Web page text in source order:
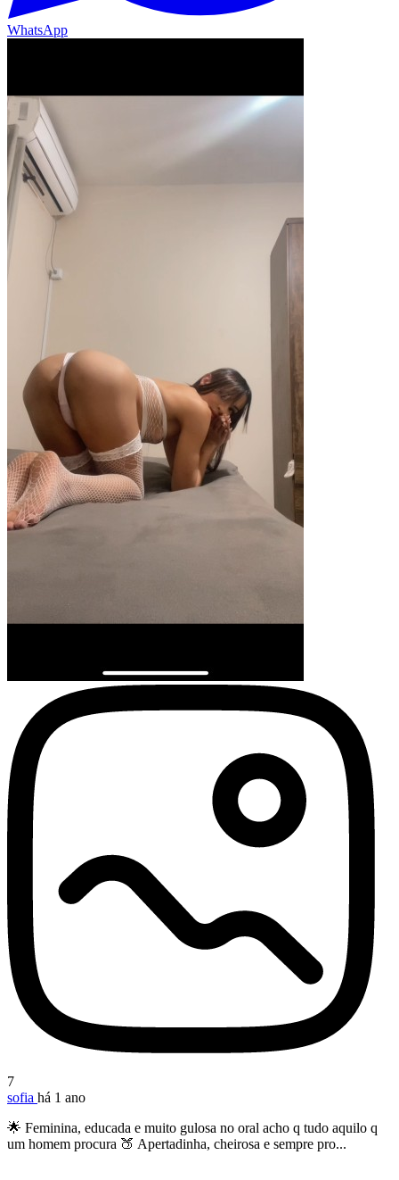
WhatsApp
7
sofia há 1 ano
🌟 Feminina, educada e muito gulosa no oral acho q tudo aquilo q
um homem procura 🍑 Apertadinha, cheirosa e sempre pro...